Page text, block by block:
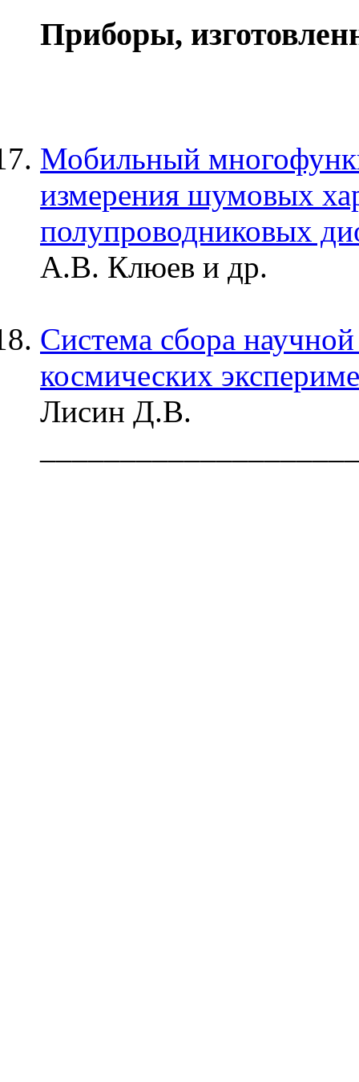
Приборы,
Мобильный
измерения шумовых
полупроводниковых
А.В. Клюев и др.
Система сбора
космических
Лисин Д.В.